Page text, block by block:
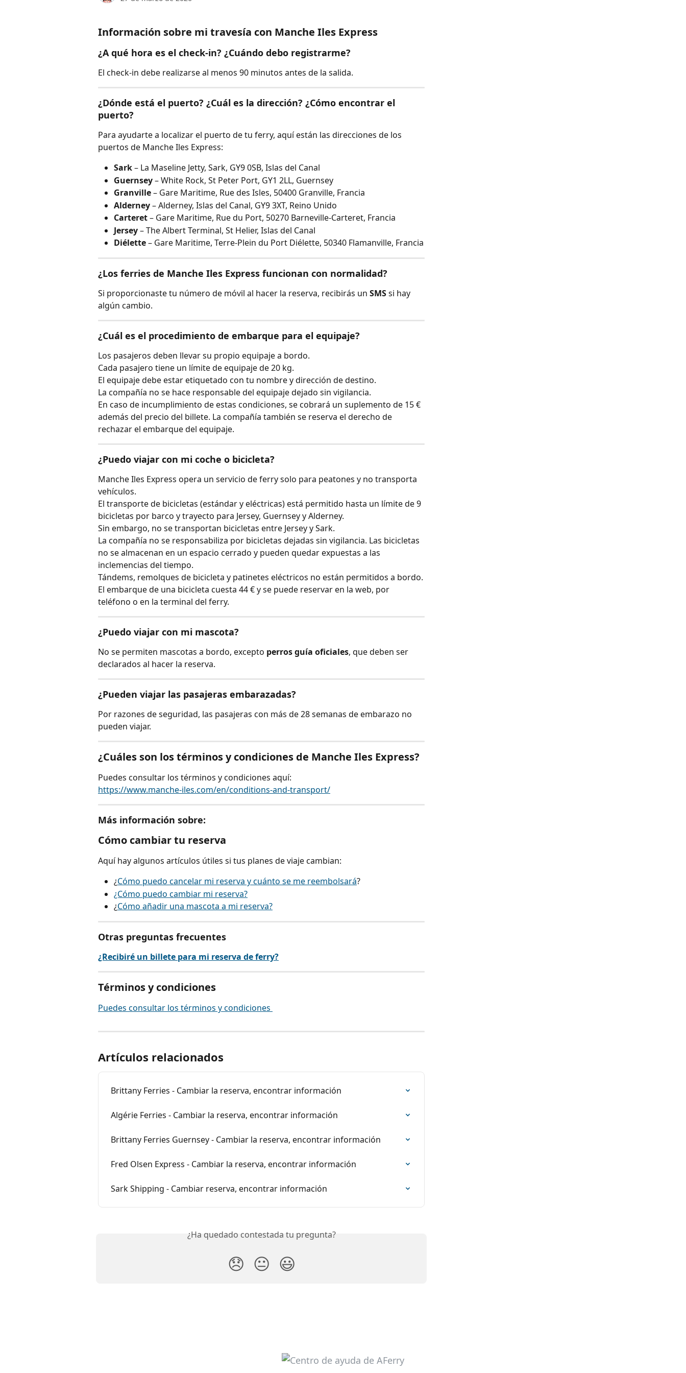
Información sobre mi travesía con Manche Iles Express
¿A qué hora es el check-in? ¿Cuándo debo registrarme?
El check-in debe realizarse al menos 90 minutos antes de la salida.
¿Dónde está el puerto? ¿Cuál es la dirección? ¿Cómo encontrar el
puerto?
Para ayudarte a localizar el puerto de tu ferry, aquí están las direcciones de los
puertos de Manche Iles Express:
Sark – La Maseline Jetty, Sark, GY9 0SB, Islas del Canal
Guernsey – White Rock, St Peter Port, GY1 2LL, Guernsey
Granville – Gare Maritime, Rue des Isles, 50400 Granville, Francia
Alderney – Alderney, Islas del Canal, GY9 3XT, Reino Unido
Carteret – Gare Maritime, Rue du Port, 50270 Barneville-Carteret, Francia
Jersey – The Albert Terminal, St Helier, Islas del Canal
Diélette – Gare Maritime, Terre-Plein du Port Diélette, 50340 Flamanville, Francia
¿Los ferries de Manche Iles Express funcionan con normalidad?
Si proporcionaste tu número de móvil al hacer la reserva, recibirás un SMS si hay
algún cambio.
¿Cuál es el procedimiento de embarque para el equipaje?
Los pasajeros deben llevar su propio equipaje a bordo.
Cada pasajero tiene un límite de equipaje de 20 kg.
El equipaje debe estar etiquetado con tu nombre y dirección de destino.
La compañía no se hace responsable del equipaje dejado sin vigilancia.
En caso de incumplimiento de estas condiciones, se cobrará un suplemento de 15 €
además del precio del billete. La compañía también se reserva el derecho de
rechazar el embarque del equipaje.
¿Puedo viajar con mi coche o bicicleta?
Manche Iles Express opera un servicio de ferry solo para peatones y no transporta
vehículos.
El transporte de bicicletas (estándar y eléctricas) está permitido hasta un límite de 9
bicicletas por barco y trayecto para Jersey, Guernsey y Alderney.
Sin embargo, no se transportan bicicletas entre Jersey y Sark.
La compañía no se responsabiliza por bicicletas dejadas sin vigilancia. Las bicicletas
no se almacenan en un espacio cerrado y pueden quedar expuestas a las
inclemencias del tiempo.
Tándems, remolques de bicicleta y patinetes eléctricos no están permitidos a bordo.
El embarque de una bicicleta cuesta 44 € y se puede reservar en la web, por
teléfono o en la terminal del ferry.
¿Puedo viajar con mi mascota?
No se permiten mascotas a bordo, excepto perros guía oficiales, que deben ser
declarados al hacer la reserva.
¿Pueden viajar las pasajeras embarazadas?
Por razones de seguridad, las pasajeras con más de 28 semanas de embarazo no
pueden viajar.
¿Cuáles son los términos y condiciones de Manche Iles Express?
Puedes consultar los términos y condiciones aquí:
https://www.manche-iles.com/en/conditions-and-transport/
Más información sobre:
Cómo cambiar tu reserva
Aquí hay algunos artículos útiles si tus planes de viaje cambian:
¿Cómo puedo cancelar mi reserva y cuánto se me reembolsará?
¿Cómo puedo cambiar mi reserva?
¿Cómo añadir una mascota a mi reserva?
Otras preguntas frecuentes
¿Recibiré un billete para mi reserva de ferry?
Términos y condiciones
Puedes consultar los términos y condiciones
Artículos relacionados
Brittany Ferries - Cambiar la reserva, encontrar información
Algérie Ferries - Cambiar la reserva, encontrar información
Brittany Ferries Guernsey - Cambiar la reserva, encontrar información
Fred Olsen Express - Cambiar la reserva, encontrar información
Sark Shipping - Cambiar reserva, encontrar información
¿Ha quedado contestada tu pregunta?
😞 😐 😃